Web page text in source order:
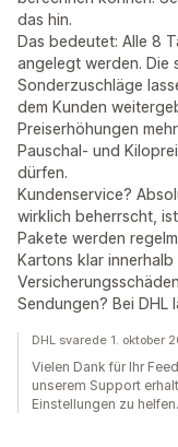
das hin.
Das bedeutet: Alle 8
angelegt werden. Die
Sonderzuschläge
dem Kunden
Preiserhöhungen
Pauschal- und
dürfen.
Kundenservice?
wirklich beherrscht,
Pakete werden
Kartons klar innerhalb
Sendungen? Bei DHL
DHL svarede 1. oktober
Vielen Dank für Ihr
unserem Support
Einstellungen zu helfen.